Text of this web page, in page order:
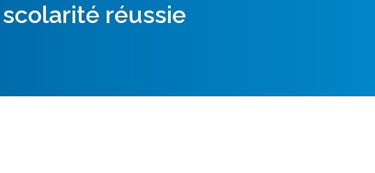
réussie